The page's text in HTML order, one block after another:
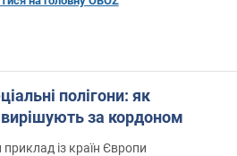
полігони: як
за кордоном
приклад із країн Європи